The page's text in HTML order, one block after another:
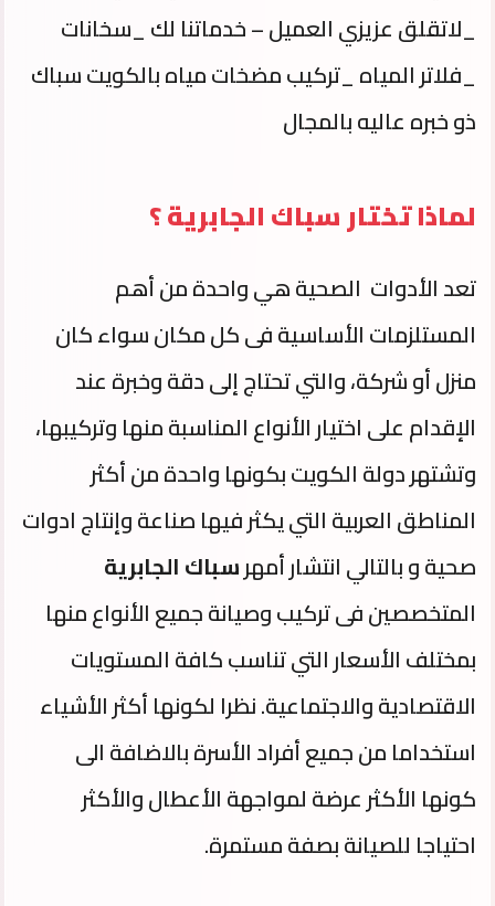
_لاتقلق عزيزي العميل – خدماتنا لك _سخانات
_فلاتر المياه _تركيب مضخات مياه بالكويتسباك
ذو خبره عاليه بالمجال
لماذا تختار سباك الجابرية ؟
تعد الأدوات الصحية هي واحدة من أهم
المستلزمات الأساسية فى كل مكان سواء كان
منزل أو شركة، والتي تحتاج إلى دقة وخبرة عند
الإقدام على اختيار الأنواع المناسبة منها وتركيبها،
وتشتهر دولة الكويت بكونها واحدة من أكثر
المناطق العربية التي يكثر فيها صناعة وإنتاج ادوات
صحية و بالتالي انتشار أمهرسباك الجابرية
المتخصصين فى تركيب وصيانة جميع الأنواع منها
بمختلف الأسعار التي تناسب كافة المستويات
الاقتصادية والاجتماعية. نظرا لكونها أكثر الأشياء
استخداما من جميع أفراد الأسرة بالاضافة الى
كونها الأكثر عرضة لمواجهة الأعطال والأكثر
احتياجا للصيانة بصفة مستمرة.